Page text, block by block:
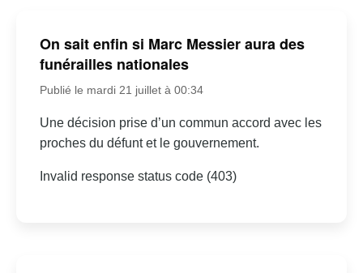
On sait enfin si Marc Messier aura des
funérailles nationales
Publié le mardi 21 juillet à 00:34
Une décision prise d’un commun accord avec les
proches du défunt et le gouvernement.
Invalid response status code (403)